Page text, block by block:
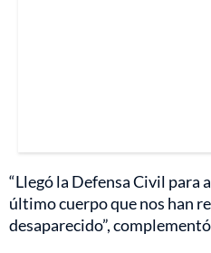
“Llegó la Defensa Civil para
último cuerpo que nos han
desaparecido”,